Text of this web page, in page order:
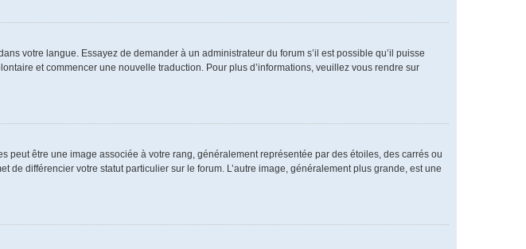
votre langue. Essayez de demander à un administrateur du forum s’il est possible qu’il puisse
et commencer une nouvelle traduction. Pour plus d’informations, veuillez vous rendre sur
peut être une image associée à votre rang, généralement représentée par des étoiles, des carrés ou
différencier votre statut particulier sur le forum. L’autre image, généralement plus grande, est une